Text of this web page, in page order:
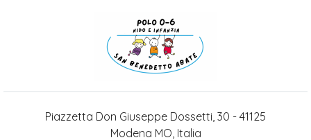
Piazzetta Don Giuseppe Dossetti, 30 - 41125
Modena MO, Italia